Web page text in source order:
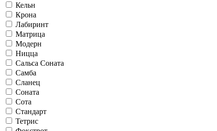
Кельн
Крона
Лабиринт
Матрица
Модерн
Ницца
Сальса Соната
Самба
Сланец
Соната
Сота
Стандарт
Тетрис